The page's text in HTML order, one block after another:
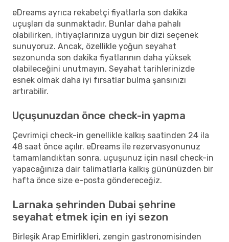
eDreams ayrıca rekabetçi fiyatlarla son dakika
uçuşları da sunmaktadır. Bunlar daha pahalı
olabilirken, ihtiyaçlarınıza uygun bir dizi seçenek
sunuyoruz. Ancak, özellikle yoğun seyahat
sezonunda son dakika fiyatlarının daha yüksek
olabileceğini unutmayın. Seyahat tarihlerinizde
esnek olmak daha iyi fırsatlar bulma şansınızı
artırabilir.
Uçuşunuzdan önce check-in yapma
Çevrimiçi check-in genellikle kalkış saatinden 24 ila
48 saat önce açılır. eDreams ile rezervasyonunuz
tamamlandıktan sonra, uçuşunuz için nasıl check-in
yapacağınıza dair talimatlarla kalkış gününüzden bir
hafta önce size e-posta göndereceğiz.
Larnaka şehrinden Dubai şehrine
seyahat etmek için en iyi sezon
Birleşik Arap Emirlikleri, zengin gastronomisinden